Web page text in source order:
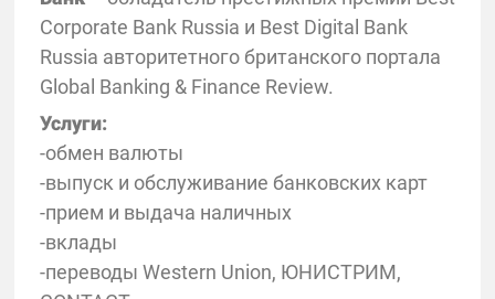
Corporate Bank Russia и Best Digital Bank
Russia авторитетного британского портала
Global Banking & Finance Review.
Услуги:
-обмен валюты
-выпуск и обслуживание банковских карт
-прием и выдача наличных
-вклады
-переводы Western Union, ЮНИСТРИМ,